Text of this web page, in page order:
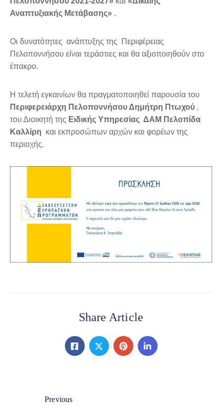
Αναπτυξιακής Μετάβασης» .
Οι δυνατότητες ανάπτυξης της Περιφέρειας
Πελοποννήσου είναι τεράστιες και θα αξιοποιηθούν στο
έπακρο.
Η τελετή εγκαινίων θα πραγματοποιηθεί παρουσία του
Περιφερειάρχη Πελοποννήσου Δημήτρη Πτωχού ,
του Διοικητή της Ειδικής Υπηρεσίας ΔΑΜ Πελοπίδα
Καλλίρη και εκπροσώπων αρχών και φορέων της
περιοχής.
Share Article
Previous